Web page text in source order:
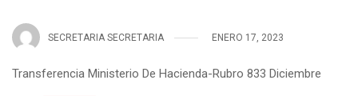
SECRETARIA SECRETARIA ENERO 17, 2023
Transferencia Ministerio De Hacienda-Rubro 833 Diciembre